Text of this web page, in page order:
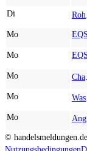
Di
Mo
Mo
Mo
Mo
Mo
© handelsmeldungen.de